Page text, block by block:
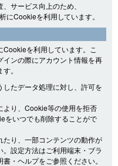
サービス向上のため、
Cookieを利用しています。
を利用しています。こ
ンの際にアカウント情報を再
。
たデータ処理に対し、許可を
より、Cookie等の使用を拒否
をいつでも削除することがで
り、一部コンテンツの動作が
設定方法はご利用端末・ブラ
・ヘルプをご参照ください。